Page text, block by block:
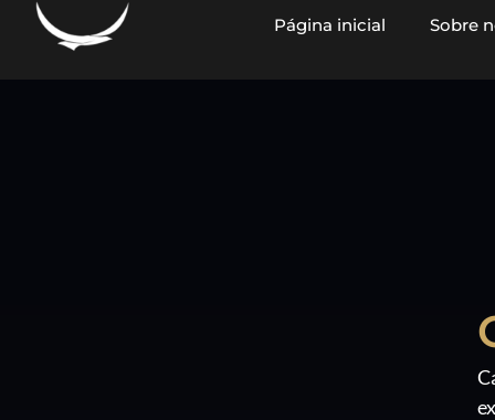
conteúdo
Página inicial Sobre